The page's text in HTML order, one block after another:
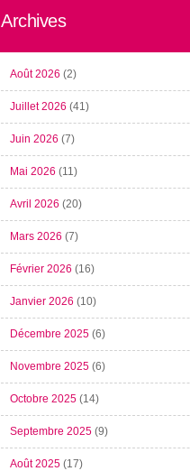
Archives
Août 2026 (2)
Juillet 2026 (41)
Juin 2026 (7)
Mai 2026 (11)
Avril 2026 (20)
Mars 2026 (7)
Février 2026 (16)
Janvier 2026 (10)
Décembre 2025 (6)
Novembre 2025 (6)
Octobre 2025 (14)
Septembre 2025 (9)
Août 2025 (17)